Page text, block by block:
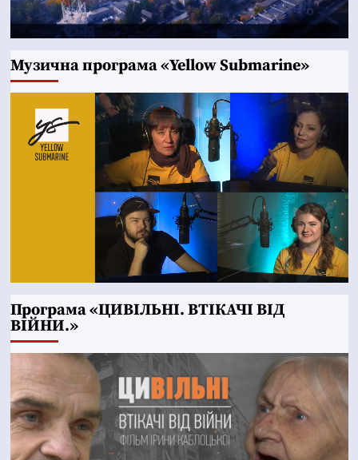
Музична програма «Yellow Submarine»
Програма «ЦИВІЛЬНІ. ВТІКАЧІ ВІД
ВІЙНИ.»